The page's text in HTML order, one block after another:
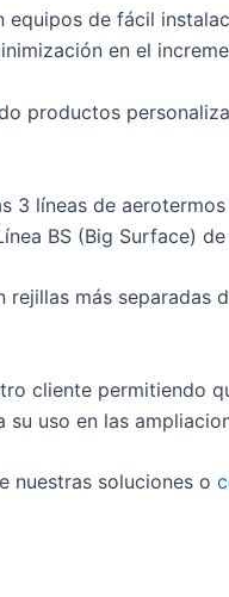
de fácil
en el
productos
3 líneas de
BS (Big Surface)
más separadas
cliente permitiendo
uso en las
nuestras soluciones o